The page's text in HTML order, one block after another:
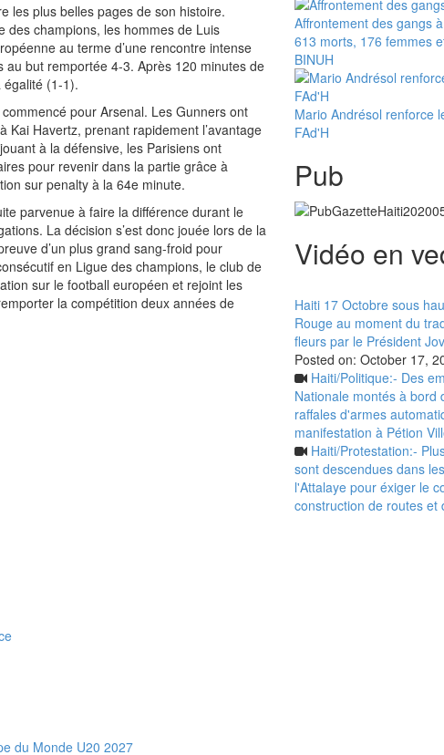
les plus belles pages de son histoire.
des champions, les hommes de Luis
au terme d’une rencontre intense
au but remportée 4-3. Après 120 minutes de
(1-1).
pour Arsenal. Les Gunners ont
Havertz, prenant rapidement l’avantage
à la défensive, les Parisiens ont
pour revenir dans la partie grâce à
sur penalty à la 64e minute.
parvenue à faire la différence durant le
La décision s’est donc jouée lors de la
d’un plus grand sang-froid pour
en Ligue des champions, le club de
sur le football européen et rejoint les
la compétition deux années de
Affrontement des gangs
613 morts, 176 femmes
BINUH
Mario Andrésol renforce
FAd'H
Pub
Vidéo en
Haiti 17 Octobre sous
Rouge au moment du
fleurs par le Président
Posted on: October 17,
Haiti/Politique:- Des
Nationale montés à bord
raffales d'armes
manifestation à Pétion
Haiti/Protestation:-
sont descendues dans
l'Attalaye pour éxiger le
construction de routes et